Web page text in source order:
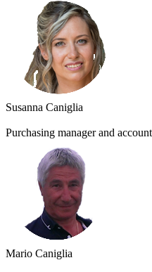
Susanna Caniglia
Purchasing manager and
Mario Caniglia